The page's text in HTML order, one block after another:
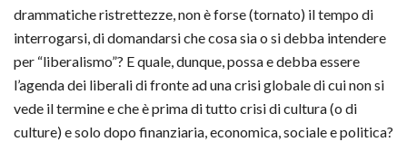
drammatiche ristrettezze, non è forse (tornato) il tempo di
interrogarsi, di domandarsi che cosa sia o si debba intendere
per “liberalismo”? E quale, dunque, possa e debba essere
l’agenda dei liberali di fronte ad una crisi globale di cui non si
vede il termine e che è prima di tutto crisi di cultura (o di
culture) e solo dopo finanziaria, economica, sociale e politica?